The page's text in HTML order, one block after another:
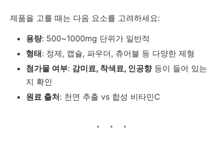
제품을 고를 때는 다음 요소를 고려하세요:
용량: 500~1000mg 단위가 일반적
형태: 정제, 캡슐, 파우더, 츄어블 등 다양한 제형
첨가물 여부: 감미료, 착색료, 인공향등이 들어 있는
지 확인
원료 출처: 천연 추출 vs 합성 비타민C